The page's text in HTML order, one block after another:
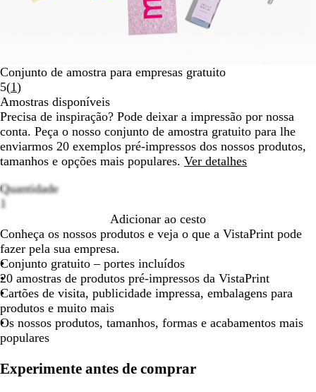
Conjunto de amostra para empresas gratuito
5(1Ler
1
opiniões
)
Amostras disponíveis
Precisa de inspiração? Pode deixar a impressão por nossa
conta. Peça o nosso conjunto de amostra gratuito para lhe
enviarmos 20 exemplos pré-impressos dos nossos produtos,
tamanhos e opções mais populares. Ver detalhes
options
Quantidade
1
Adicionar ao cesto
Conheça os nossos produtos e veja o que a VistaPrint pode
fazer pela sua empresa.
Conjunto gratuito – portes incluídos
20 amostras de produtos pré-impressos da VistaPrint
Cartões de visita, publicidade impressa, embalagens para
produtos e muito mais
Os nossos produtos, tamanhos, formas e acabamentos mais
populares
Experimente antes de comprar